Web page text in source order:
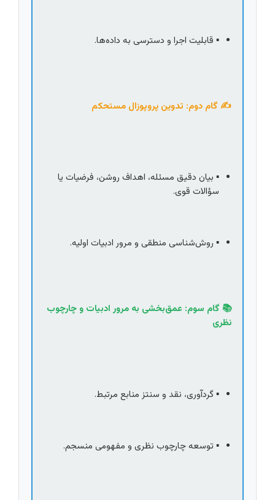
▪️ قابلیت اجرا و دسترسی به داده‌ها.
✍️ گام دوم: تدوین پروپوزال مستحکم
سؤالات قوی.
▪️ روش‌شناسی منطقی و مرور ادبیات اولیه.
نظری
▪️ گردآوری، نقد و سنتز منابع مرتبط.
▪️ توسعه چارچوب نظری و مفهومی منسجم.